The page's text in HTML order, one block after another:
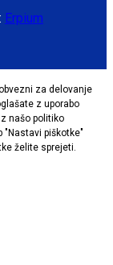
Erpium
za delovanje
z uporabo
našo politiko
"Nastavi piškotke"
želite sprejeti.